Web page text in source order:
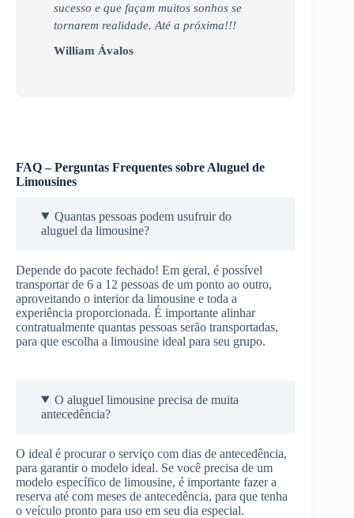
sucesso e que façam muitos sonhos se
tornarem realidade. Até a próxima!!!
William Ávalos
FAQ – Perguntas Frequentes sobre Aluguel de
Limousines
Quantas pessoas podem usufruir do
aluguel da limousine?
Depende do pacote fechado! Em geral, é possível
transportar de 6 a 12 pessoas de um ponto ao outro,
aproveitando o interior da limousine e toda a
experiência proporcionada. É importante alinhar
contratualmente quantas pessoas serão transportadas,
para que escolha a limousine ideal para seu grupo.
O aluguel limousine precisa de muita
antecedência?
O ideal é procurar o serviço com dias de antecedência,
para garantir o modelo ideal. Se você precisa de um
modelo específico de limousine, é importante fazer a
reserva até com meses de antecedência, para que tenha
o veículo pronto para uso em seu dia especial.